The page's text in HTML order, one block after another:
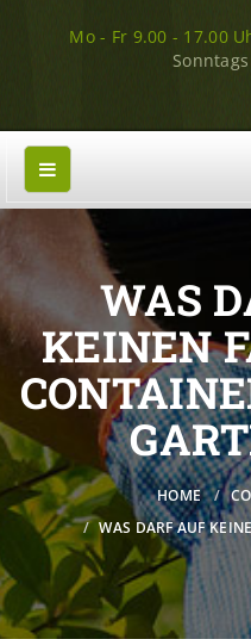
Mo - Fr 9.00 - 17.00
WAS
KEINEN
HOME
WAS DARF AUF